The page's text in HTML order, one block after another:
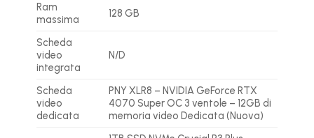
Ram
massima
128 GB
Scheda
video
integrata
N/D
Scheda
video
dedicata
PNY XLR8 – NVIDIA GeForce RTX
4070 Super OC 3 ventole – 12GB di
memoria video Dedicata (Nuova)